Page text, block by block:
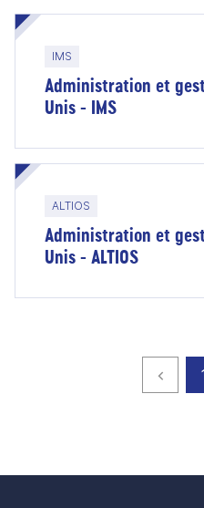
IMS
Administration et
Unis - IMS
ALTIOS
Administration et
Unis - ALTIOS
Page